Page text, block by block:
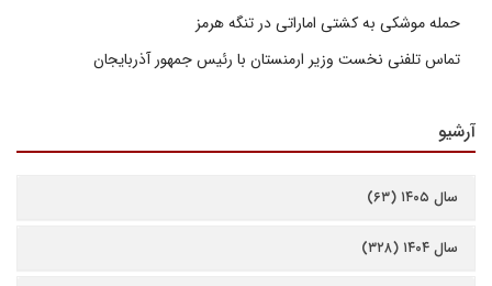
حمله موشکی به کشتی اماراتی در تنگه هرمز
تماس تلفنی نخست وزیر ارمنستان با رئیس جمهور آذربایجان
آرشیو
سال ۱۴۰۵ (۶۳)
سال ۱۴۰۴ (۳۲۸)